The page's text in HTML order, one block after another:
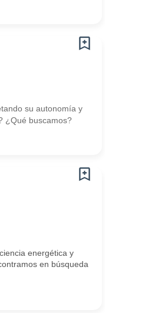
su autonomía y
¿Qué buscamos?
energética y
en búsqueda